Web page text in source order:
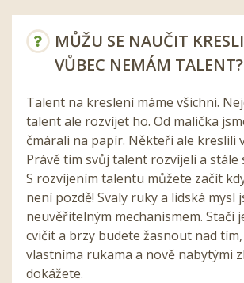
MŮŽU SE NAUČIT
VŮBEC NEMÁM TALENT?
Talent na kreslení máme všichni.
talent ale rozvíjet ho. Od malička
čmárali na papír. Někteří ale kreslili
Právě tím svůj talent rozvíjeli a stále
S rozvíjením talentu můžete začít
není pozdě! Svaly ruky a lidská mysl
neuvěřitelným mechanismem. Stačí
cvičit a brzy budete žasnout nad tím,
vlastníma rukama a nově nabytými
dokážete.